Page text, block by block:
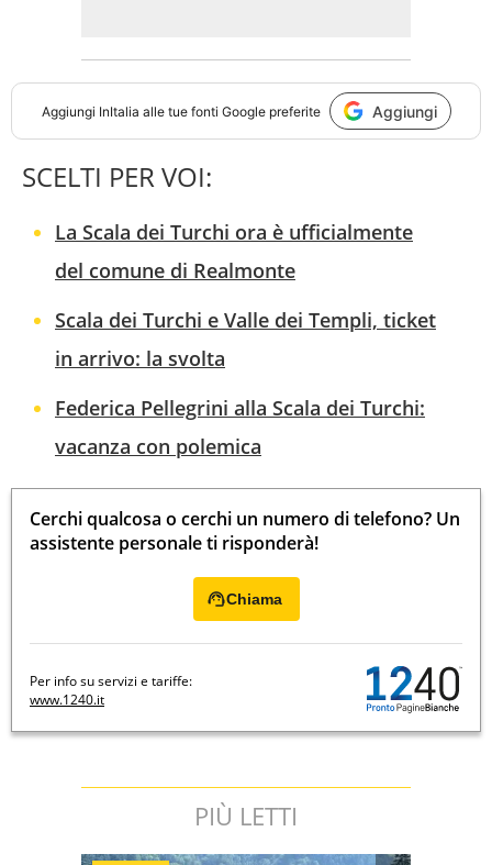
Aggiungi InItalia alle tue fonti Google preferite Aggiungi
SCELTI PER VOI:
La Scala dei Turchi ora è ufficialmente
del comune di Realmonte
Scala dei Turchi e Valle dei Templi, ticket
in arrivo: la svolta
Federica Pellegrini alla Scala dei Turchi:
vacanza con polemica
Cerchi qualcosa o cerchi un numero di telefono? Un
assistente personale ti risponderà!
Chiama
Per info su servizi e tariffe:
www.1240.it
PIÙ LETTI